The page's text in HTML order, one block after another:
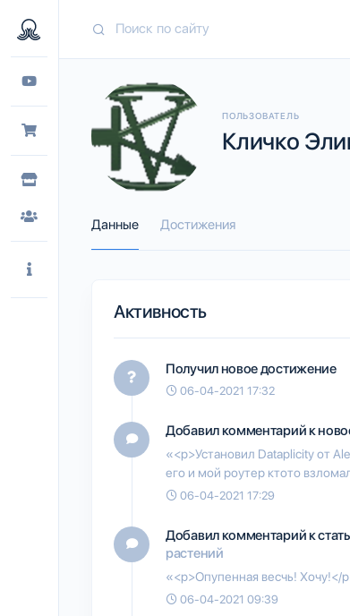
ПОЛЬЗОВАТЕЛЬ
Кличко
Данные Достижения
Активность
Получил новое достижение
06-04-2021 17:32
Добавил комментарий к
«<p>Установил Dataplicity от
его и мой роутер ктото
06-04-2021 17:29
Добавил комментарий к
растений
«<p>Опупенная весчь! Хочу!</
06-04-2021 09:39